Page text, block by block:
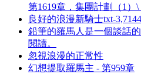
第1619章，集團計劃（1）\
良好的浪漫新騎士txt-
鉛筆的羅馬人是一個談話
閱讀。
忽視浪漫的正常性
幻想提取羅馬主 - 第959章